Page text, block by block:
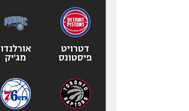
דטרויט
פיסטונס
אורלנדו
מג'יק